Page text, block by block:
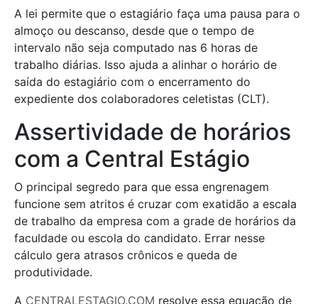
A lei permite que o estagiário faça uma pausa para o
almoço ou descanso, desde que o tempo de
intervalo não seja computado nas 6 horas de
trabalho diárias. Isso ajuda a alinhar o horário de
saída do estagiário com o encerramento do
expediente dos colaboradores celetistas (CLT).
Assertividade de horários
com a Central Estágio
O principal segredo para que essa engrenagem
funcione sem atritos é cruzar com exatidão a escala
de trabalho da empresa com a grade de horários da
faculdade ou escola do candidato. Errar nesse
cálculo gera atrasos crônicos e queda de
produtividade.
A CENTRALESTAGIO.COM resolve essa equação de